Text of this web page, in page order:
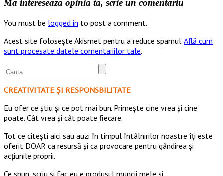
Ma intereseaza opinia ta, scrie un comentariu
You must be logged in to post a comment.
Acest site folosește Akismet pentru a reduce spamul.Află cum
sunt procesate datele comentariilor tale.
CREATIVITATE ȘI RESPONSBILITATE
Eu ofer ce ştiu şi ce pot mai bun. Primeşte cine vrea şi cine
poate. Cât vrea şi cât poate fiecare.
Tot ce citești aici sau auzi în timpul întâlnirilor noastre îți este
oferit DOAR ca resursă şi ca provocare pentru gândirea și
acţiunile proprii.
Ce spun, scriu și fac eu e produsul muncii mele și